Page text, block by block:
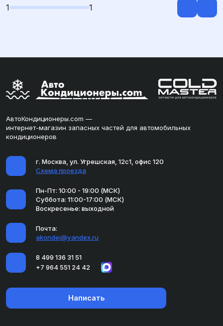
1 1
АвтоКондиционеры.com —
интернет-магазин запасных частей для автомобильных
кондиционеров
г. Москва, ул. Угрешская, 12с1, офис 120
Схема проезда
Пн-Пт: 10:00 - 19:00 (МСК)
Суббота: 11:00-17:00 (МСК)
Воскресенье: выходной
Почта:
akondei@yandex.ru
8 499 136 31 51
+7 964 551 24 42
Написать